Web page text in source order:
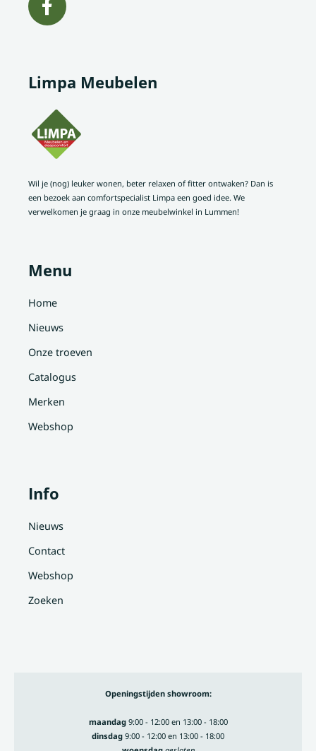
Limpa Meubelen
Wil je (nog) leuker wonen, beter relaxen of fitter ontwaken? Dan is
een bezoek aan comfortspecialist Limpa een goed idee. We
verwelkomen je graag in onze meubelwinkel in Lummen!
Menu
Home
Nieuws
Onze troeven
Catalogus
Merken
Webshop
Info
Nieuws
Contact
Webshop
Zoeken
Openingstijden showroom:
maandag9:00 - 12:00 en 13:00 - 18:00
dinsdag 9:00 - 12:00 en 13:00 - 18:00